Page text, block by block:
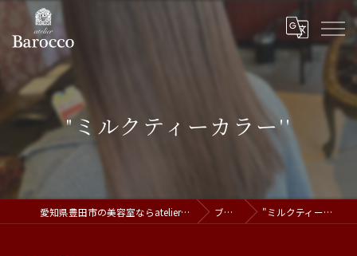
"ミルクティーカラー''
愛知県豊田市の美容室ならatelier Barocco ブログ "ミルクティーカラー''